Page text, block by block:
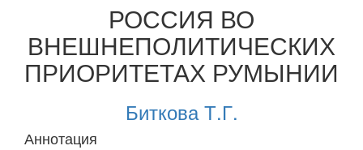
РОССИЯ ВО
ВНЕШНЕПОЛИТИЧЕСКИХ
ПРИОРИТЕТАХ РУМЫНИИ
Биткова Т.Г.
Аннотация